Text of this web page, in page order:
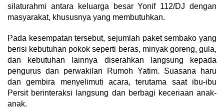
silaturahmi antara keluarga besar Yonif 112/DJ dengan
masyarakat, khususnya yang membutuhkan.
​Pada kesempatan tersebut, sejumlah paket sembako yang
berisi kebutuhan pokok seperti beras, minyak goreng, gula,
dan kebutuhan lainnya diserahkan langsung kepada
pengurus dan perwakilan Rumoh Yatim. Suasana haru
dan gembira menyelimuti acara, terutama saat ibu-ibu
Persit berinteraksi langsung dan berbagi keceriaan anak-
anak.